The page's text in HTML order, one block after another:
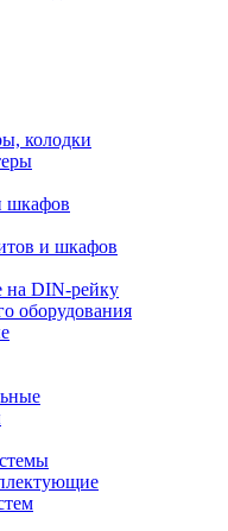
колодки
шкафов
и шкафов
DIN-рейку
оборудования